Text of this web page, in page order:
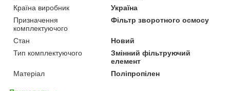
Країна виробник
Україна
Призначення
комплектуючого
Фільтр зворотного осмосу
Стан
Новий
Тип комплектуючого
Змінний фільтруючий
елемент
Матеріал
Поліпропілен